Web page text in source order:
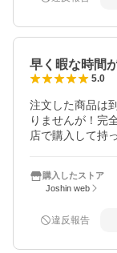
早く暇な時間
5.0
注文した商品は
りませんが！完
店で購入して持
購入したストア
Joshin web
違反報告